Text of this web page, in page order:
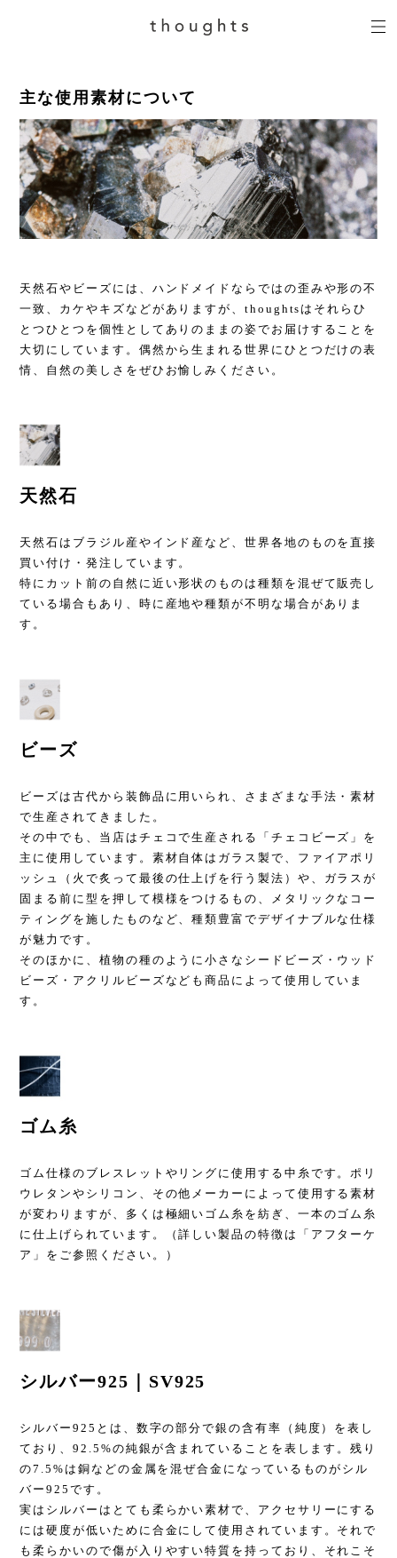
主な使用素材について
天然石やビーズには、ハンドメイドならではの歪みや形の不
一致、カケやキズなどがありますが、thoughtsはそれらひ
とつひとつを個性としてありのままの姿でお届けすることを
大切にしています。偶然から生まれる世界にひとつだけの表
情、自然の美しさをぜひお愉しみください。
天然石
天然石はブラジル産やインド産など、世界各地のものを直接
買い付け・発注しています。
特にカット前の自然に近い形状のものは種類を混ぜて販売し
ている場合もあり、時に産地や種類が不明な場合がありま
す。
ビーズ
ビーズは古代から装飾品に用いられ、さまざまな手法・素材
で生産されてきました。
その中でも、当店はチェコで生産される「チェコビーズ」を
主に使用しています。素材自体はガラス製で、ファイアポリ
ッシュ（火で炙って最後の仕上げを行う製法）や、ガラスが
固まる前に型を押して模様をつけるもの、メタリックなコー
ティングを施したものなど、種類豊富でデザイナブルな仕様
が魅力です。
そのほかに、植物の種のように小さなシードビーズ・ウッド
ビーズ・アクリルビーズなども商品によって使用していま
す。
ゴム糸
ゴム仕様のブレスレットやリングに使用する中糸です。ポリ
ウレタンやシリコン、その他メーカーによって使用する素材
が変わりますが、多くは極細いゴム糸を紡ぎ、一本のゴム糸
に仕上げられています。（詳しい製品の特徴は「アフターケ
ア」をご参照ください。）
シルバー925｜SV925
シルバー925とは、数字の部分で銀の含有率（純度）を表し
ており、92.5%の純銀が含まれていることを表します。残り
の7.5%は銅などの金属を混ぜ合金になっているものがシル
バー925です。
実はシルバーはとても柔らかい素材で、アクセサリーにする
には硬度が低いために合金にして使用されています。それで
も柔らかいので傷が入りやすい特質を持っており、それこそ